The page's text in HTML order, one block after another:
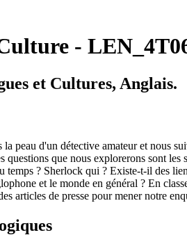
-
et Cultures, Anglais.
la peau d'un détective amateur et nous
questions que nous explorerons sont
temps ? Sherlock qui ? Existe-t-il des
et le monde en général ? En
articles de presse pour mener notre